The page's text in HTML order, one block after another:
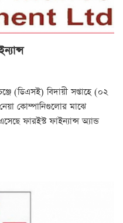
(ডিএসই) বিদায়ী সপ্তাহে (০২
কোম্পানিগুলোর মাঝে
ফারইস্ট ফাইন্যান্স অ্যান্ড